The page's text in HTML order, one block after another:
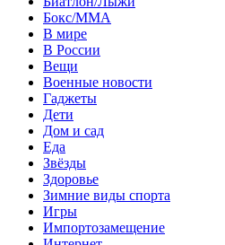
Бокс/MMA
В мире
В России
Вещи
Военные новости
Гаджеты
Дети
Дом и сад
Еда
Звёзды
Здоровье
Зимние виды спорта
Игры
Импортозамещение